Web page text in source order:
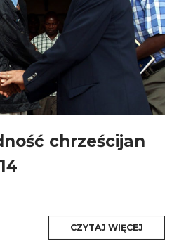
chrześcijan
CZYTAJ WIĘCEJ